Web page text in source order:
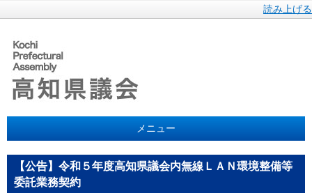
読み上げる
メニュー
【公告】令和５年度高知県議会内無線ＬＡＮ環境整備等
委託業務契約